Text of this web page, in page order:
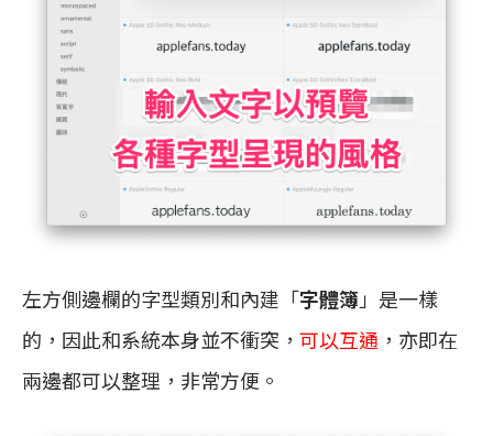
左方側邊欄的字型類別和內建「字體簿 」是一樣
的，因此和系統本身並不衝突， 可以互通 ，亦即在
兩邊都可以整理，非常方便。